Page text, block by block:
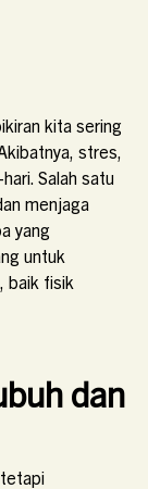
kita sering
stres,
Salah satu
menjaga
yang
untuk
baik fisik
dan